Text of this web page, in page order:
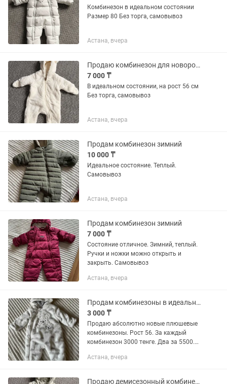
Комбинезон в идеальном состоянии
Размер 80 Без торга, самовывоз
Астана, вчера
Продаю комбинезон для новорожденного
7 000 ₸
В идеальном состоянии, на рост 56 см
Без торга, самовывоз
Астана, вчера
Продам комбинезон зимний
10 000 ₸
Идеальное состояние. Теплый.
Самовывоз
Астана, вчера
Продам комбинезон зимний
7 000 ₸
Состояние отличное. Зимний, теплый.
Ручки и ножки можно открыть и
закрыть. Самовывоз
Астана, вчера
Продам комбинезоны в идеальном состоянии
3 000 ₸
Продаю абсолютно новые плюшевые
комбинезоны. Рост 56. За каждый
комбинезон 3000 тенге. Два за 5500.
за ваш счет.
Астана, вчера
Продаю демисезонный комбинезон рост 74